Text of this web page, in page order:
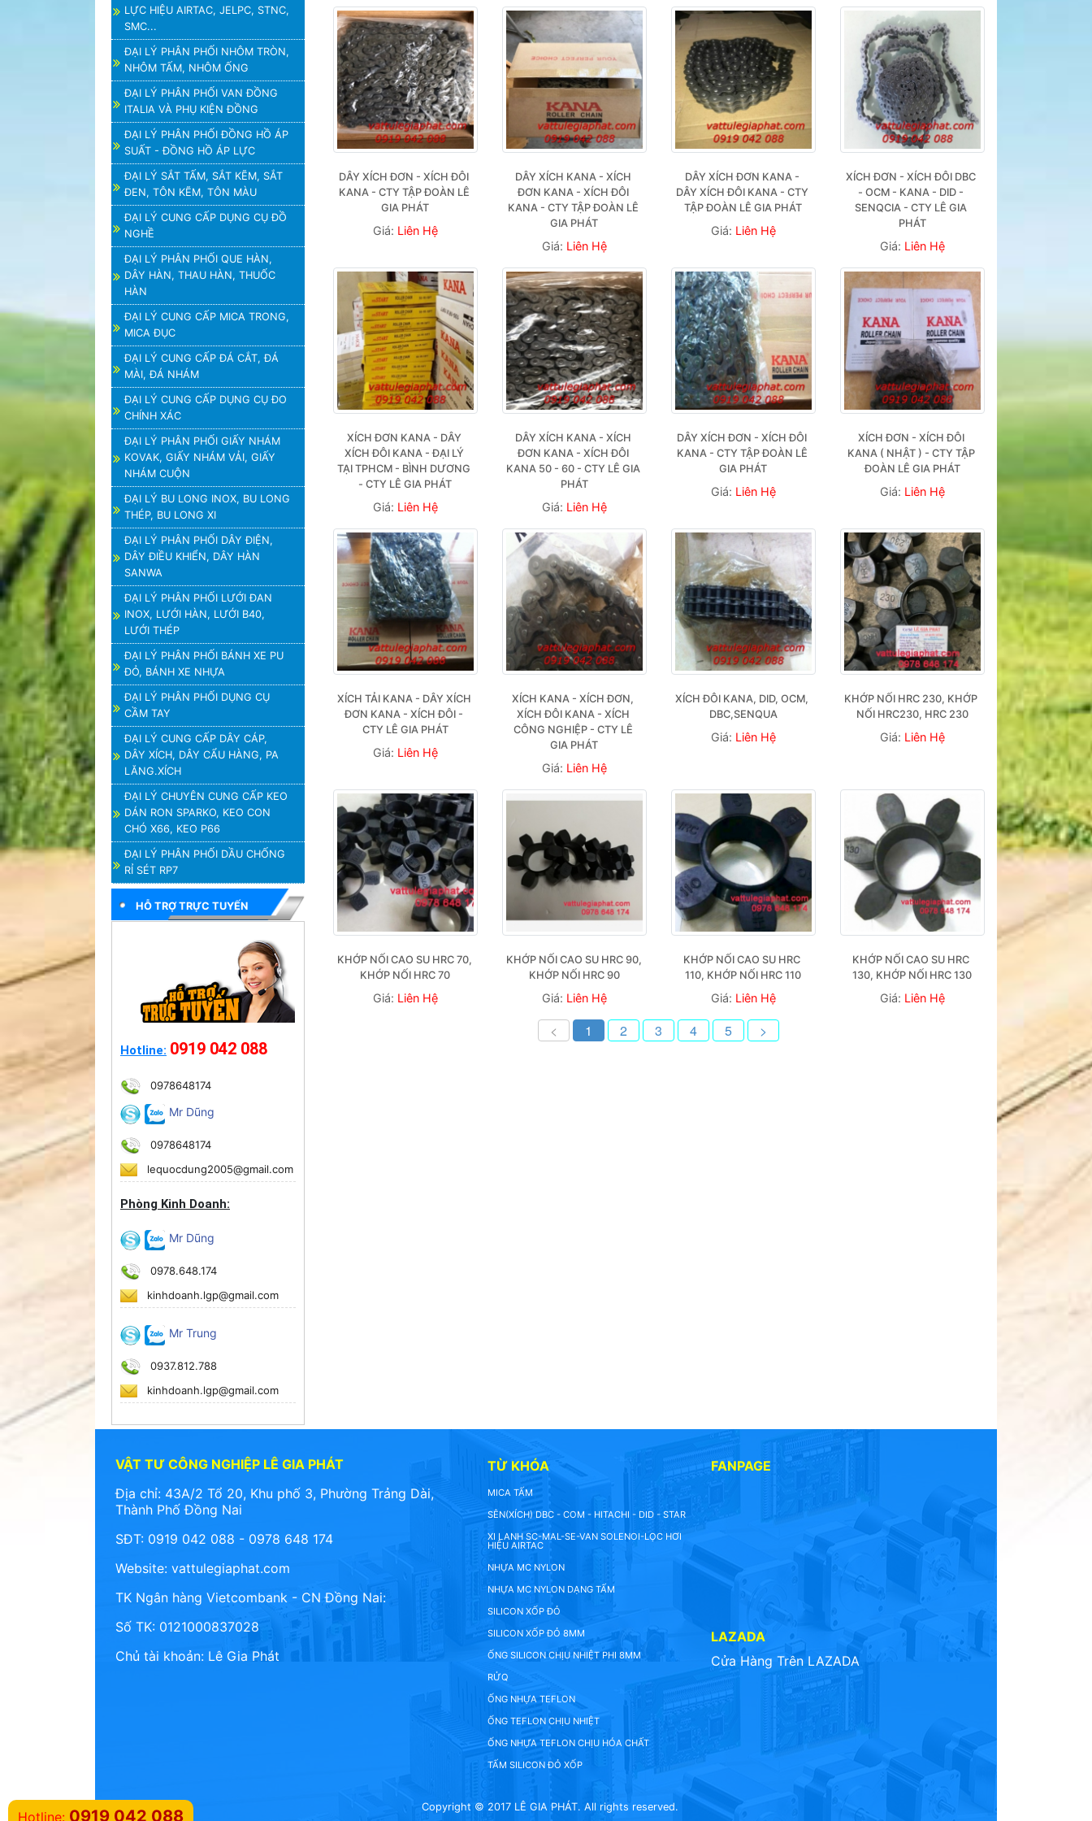
LỰC HIỆU AIRTAC, JELPC, STNC,
SMC...
ĐẠI LÝ PHÂN PHỐI NHÔM TRÒN,
NHÔM TẤM, NHÔM ỐNG
ĐẠI LÝ PHÂN PHỐI VAN ĐỒNG
ITALIA VÀ PHỤ KIỆN ĐỒNG
ĐẠI LÝ PHÂN PHỐI ĐỒNG HỒ ÁP
SUẤT - ĐỒNG HỒ ÁP LỰC
ĐẠI LÝ SẮT TẤM, SẮT KẼM, SẮT
ĐEN, TÔN KẼM, TÔN MÀU
ĐẠI LÝ CUNG CẤP DỤNG CỤ ĐỒ
NGHỀ
ĐẠI LÝ PHÂN PHỐI QUE HÀN,
DÂY HÀN, THAU HÀN, THUỐC
HÀN
ĐẠI LÝ CUNG CẤP MICA TRONG,
MICA ĐỤC
ĐẠI LÝ CUNG CẤP ĐÁ CẮT, ĐÁ
MÀI, ĐÁ NHÁM
ĐẠI LÝ CUNG CẤP DỤNG CỤ ĐO
CHÍNH XÁC
ĐẠI LÝ PHÂN PHỐI GIẤY NHÁM
KOVAK, GIẤY NHÁM VẢI, GIẤY
NHÁM CUỘN
ĐẠI LÝ BU LONG INOX, BU LONG
THÉP, BU LONG XI
ĐẠI LÝ PHÂN PHỐI DÂY ĐIỆN,
DÂY ĐIỀU KHIỂN, DÂY HÀN
SANWA
ĐẠI LÝ PHÂN PHỐI LƯỚI ĐAN
INOX, LƯỚI HÀN, LƯỚI B40,
LƯỚI THÉP
ĐẠI LÝ PHÂN PHỐI BÁNH XE PU
ĐỎ, BÁNH XE NHỰA
ĐẠI LÝ PHÂN PHỐI DỤNG CỤ
CẦM TAY
ĐẠI LÝ CUNG CẤP DÂY CÁP,
DÂY XÍCH, DÂY CẨU HÀNG, PA
LĂNG.XÍCH
ĐẠI LÝ CHUYÊN CUNG CẤP KEO
DÁN RON SPARKO, KEO CON
CHÓ X66, KEO P66
ĐẠI LÝ PHÂN PHỐI DẦU CHỐNG
RỈ SÉT RP7
HỖ TRỢ TRỰC TUYẾN
Hotline: 0919 042 088
0978648174
Mr Dũng
0978648174
lequocdung2005@gmail.com
Phòng Kinh Doanh:
Mr Dũng
0978.648.174
kinhdoanh.lgp@gmail.com
Mr Trung
0937.812.788
kinhdoanh.lgp@gmail.com
DÂY XÍCH ĐƠN - XÍCH ĐÔI
KANA - CTY TẬP ĐOÀN LÊ
GIA PHÁT
Giá: Liên Hệ
DÂY XÍCH KANA - XÍCH
ĐƠN KANA - XÍCH ĐÔI
KANA - CTY TẬP ĐOÀN LÊ
GIA PHÁT
Giá: Liên Hệ
DÂY XÍCH ĐƠN KANA -
DÂY XÍCH ĐÔI KANA - CTY
TẬP ĐOÀN LÊ GIA PHÁT
Giá: Liên Hệ
XÍCH ĐƠN - XÍCH ĐÔI DBC
- OCM - KANA - DID -
SENQCIA - CTY LÊ GIA
PHÁT
Giá: Liên Hệ
XÍCH ĐƠN KANA - DÂY
XÍCH ĐÔI KANA - ĐẠI LÝ
TẠI TPHCM - BÌNH DƯƠNG
- CTY LÊ GIA PHÁT
Giá: Liên Hệ
DÂY XÍCH KANA - XÍCH
ĐƠN KANA - XÍCH ĐÔI
KANA 50 - 60 - CTY LÊ GIA
PHÁT
Giá: Liên Hệ
DÂY XÍCH ĐƠN - XÍCH ĐÔI
KANA - CTY TẬP ĐOÀN LÊ
GIA PHÁT
Giá: Liên Hệ
XÍCH ĐƠN - XÍCH ĐÔI
KANA ( NHẬT ) - CTY TẬP
ĐOÀN LÊ GIA PHÁT
Giá: Liên Hệ
XÍCH TẢI KANA - DÂY XÍCH
ĐƠN KANA - XÍCH ĐÔI -
CTY LÊ GIA PHÁT
Giá: Liên Hệ
XÍCH KANA - XÍCH ĐƠN,
XÍCH ĐÔI KANA - XÍCH
CÔNG NGHIỆP - CTY LÊ
GIA PHÁT
Giá: Liên Hệ
XÍCH ĐÔI KANA, DID, OCM,
DBC,SENQUA
Giá: Liên Hệ
KHỚP NỐI HRC 230, KHỚP
NỐI HRC230, HRC 230
Giá: Liên Hệ
KHỚP NỐI CAO SU HRC 70,
KHỚP NỐI HRC 70
Giá: Liên Hệ
KHỚP NỐI CAO SU HRC 90,
KHỚP NỐI HRC 90
Giá: Liên Hệ
KHỚP NỐI CAO SU HRC
110, KHỚP NỐI HRC 110
Giá: Liên Hệ
KHỚP NỐI CAO SU HRC
130, KHỚP NỐI HRC 130
Giá: Liên Hệ
< 1 2 3 4 5 >
VẬT TƯ CÔNG NGHIỆP LÊ GIA PHÁT
Địa chỉ: 43A/2 Tổ 20, Khu phố 3, Phường Trảng Dài,
Thành Phố Đồng Nai
SĐT: 0919 042 088 - 0978 648 174
Website: vattulegiaphat.com
TK Ngân hàng Vietcombank - CN Đồng Nai:
Số TK: 0121000837028
Chủ tài khoản: Lê Gia Phát
TỪ KHÓA
MICA TẤM
SÊN(XÍCH) DBC - COM - HITACHI - DID - STAR
XI LANH SC-MAL-SE-VAN SOLENOI-LỌC HƠI
HIỆU AIRTAC
NHỰA MC NYLON
NHỰA MC NYLON DẠNG TẤM
SILICON XỐP ĐỎ
SILICON XỐP ĐỎ 8MM
ỐNG SILICON CHỊU NHIỆT PHI 8MM
RỬQ
ỐNG NHỰA TEFLON
ỐNG TEFLON CHỊU NHIỆT
ỐNG NHỰA TEFLON CHỊU HÓA CHẤT
TẤM SILICON ĐỎ XỐP
FANPAGE
LAZADA
Cửa Hàng Trên LAZADA
Copyright © 2017 LÊ GIA PHÁT. All rights reserved.
Hotline: 0919 042 088